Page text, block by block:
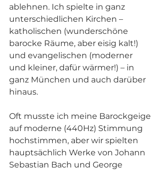
ablehnen. Ich spielte in ganz
unterschiedlichen Kirchen –
katholischen (wunderschöne
barocke Räume, aber eisig kalt!)
und evangelischen (moderner
und kleiner, dafür wärmer!) – in
ganz München und auch darüber
hinaus.
Oft musste ich meine Barockgeige
auf moderne (440Hz) Stimmung
hochstimmen, aber wir spielten
hauptsächlich Werke von Johann
Sebastian Bach und George